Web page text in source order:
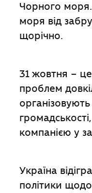
Чорного моря.
моря від
щорічно.
31 жовтня –
проблем
компанією у
Україна
політики